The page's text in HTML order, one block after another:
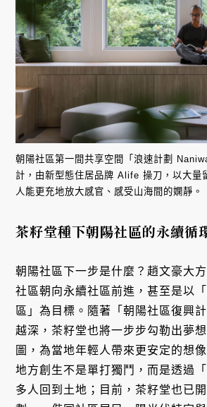
朝陽社區第一間共享空間「浪速計劃
計，由新型態住居品牌 Alife 操刀，以大量
人能更充地放大感官、感受山海間的嫻靜。
茶籽堂種下朝陽社區的永續循
朝陽社區下一步是什麼？趙文豪大
社區朝向永續社區前進，甚至是以
區」為目標。隨著「朝陽社區復興
越深，茶籽堂也將一步步勾勒出夢
圖，為當地年輕人帶來更安定的想
地方創生不是單打獨鬥，而是透過
多人回到土地；目前，茶籽堂也已